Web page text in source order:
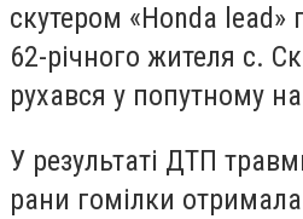
скутером «Honda lead»
62-річного жителя с.
рухався у попутному
У результаті ДТП
рани гомілки